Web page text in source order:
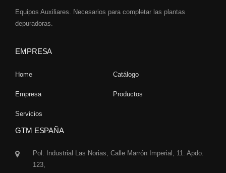
Equipos Auxiliares. Necesarios para completar las plantas
depuradoras.
EMPRESA
Home Catálogo
Empresa Productos
Servicios
GTM ESPAÑA
Pol. Industrial Las Norias, Calle Marrón Imperial, 11. Apdo.
123,